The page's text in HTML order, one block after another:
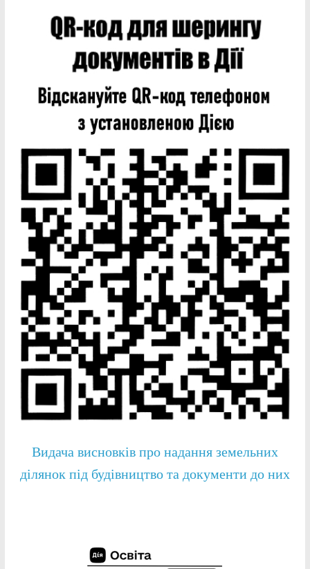
Видача висновків про надання земельних
ділянок під будівництво та документи до них